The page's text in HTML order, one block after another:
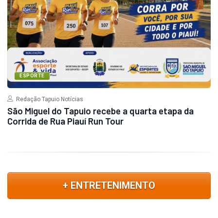
ESPORTE
Redação Tapuio Notícias
São Miguel do Tapuio recebe a quarta etapa da
Corrida de Rua Piauí Run Tour
+ ENTRETENIMENTO